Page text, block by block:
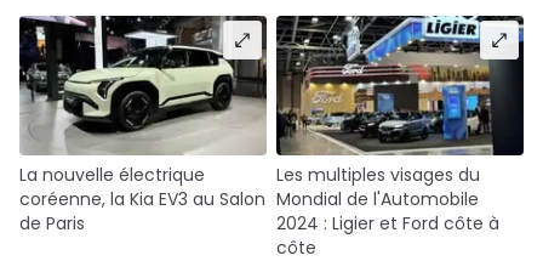
La nouvelle électrique
coréenne, la Kia EV3 au Salon
de Paris
Les multiples visages du
Mondial de l'Automobile
2024 : Ligier et Ford côte à
côte